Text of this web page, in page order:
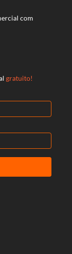
com
gratuito!